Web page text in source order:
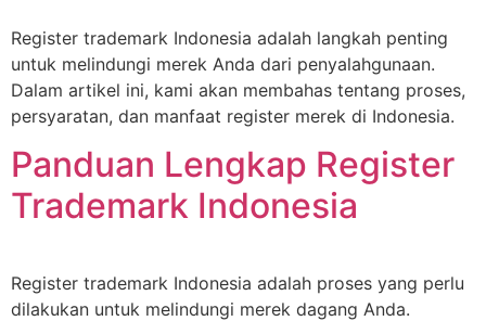
Register trademark Indonesia adalah langkah penting
untuk melindungi merek Anda dari penyalahgunaan.
Dalam artikel ini, kami akan membahas tentang proses,
persyaratan, dan manfaat register merek di Indonesia.
Panduan Lengkap Register
Trademark Indonesia
Register trademark Indonesia adalah proses yang perlu
dilakukan untuk melindungi merek dagang Anda.